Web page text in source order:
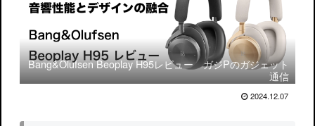
Bang&Olufsen Beoplay H95レビュー ガジPのガジェット
通信
2024.12.07